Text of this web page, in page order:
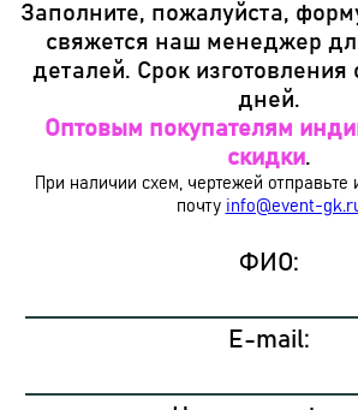
Заполните, пожалуйста,
свяжется наш менеджер
деталей. Срок изготовления
дней.
Оптовым покупателям
скидки.
При наличии схем, чертежей отправьте
почту info@event-
ФИО:
E-mail: